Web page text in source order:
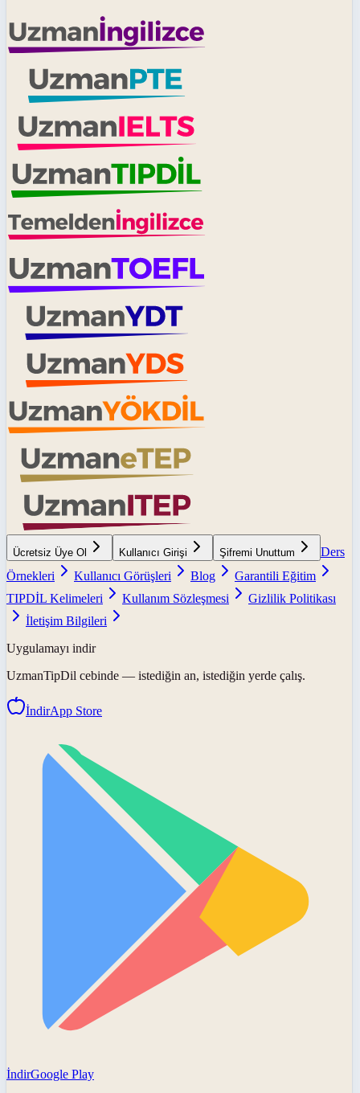
Ücretsiz Üye Ol Kullanıcı Girişi Şifremi Unuttum
Ders
Örnekleri
Kullanıcı Görüşleri Blog
Garantili Eğitim
TIPDİL Kelimeleri
Kullanım Sözleşmesi
Gizlilik Politikası
İletişim Bilgileri
Uygulamayı indir
UzmanTipDil cebinde — istediğin an, istediğin yerde çalış.
İndirApp Store
İndirGoogle Play